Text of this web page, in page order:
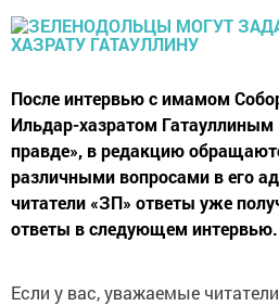
После интервью с имамом
Ильдар-хазратом Гатауллиным
правде», в редакцию
различными вопросами в его
читатели «ЗП» ответы уже
ответы в следующем интервью.
Если у вас, уважаемые